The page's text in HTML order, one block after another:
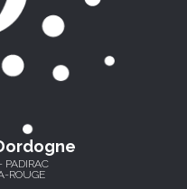
PADIRAC
ROUGE